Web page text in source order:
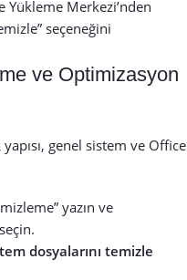
Merkezi’nden
seçeneğini
ve Optimizasyon
genel sistem ve Office
yazın ve
dosyalarını temizle